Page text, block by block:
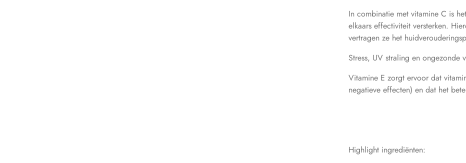
In combinatie met vitamine C is
elkaars effectiviteit versterken.
vertragen ze het
Stress, UV straling en ongezonde
Vitamine E zorgt ervoor dat
negatieve effecten) en dat het
Highlight ingrediënten: